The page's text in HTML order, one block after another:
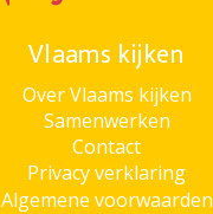
Vlaams kijken
Over Vlaams kijken
Samenwerken
Contact
Privacy verklaring
Algemene voorwaarden